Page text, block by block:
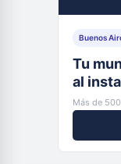
Buenos
Tu
al
Más de